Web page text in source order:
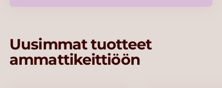
Uusimmat tuotteet
ammattikeittiöön